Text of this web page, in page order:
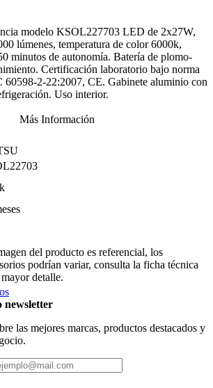
modelo KSOL227703 LED de 2x27W,
lúmenes, temperatura de color 6000k,
minutos de autonomía. Batería de plomo-
Certificación laboratorio bajo norma
2-22:2007, CE. Gabinete aluminio con
Uso interior.
Más Información
del producto es referencial, los
podrían variar, consulta la ficha técnica
detalle.
newsletter
las mejores marcas, productos destacados y